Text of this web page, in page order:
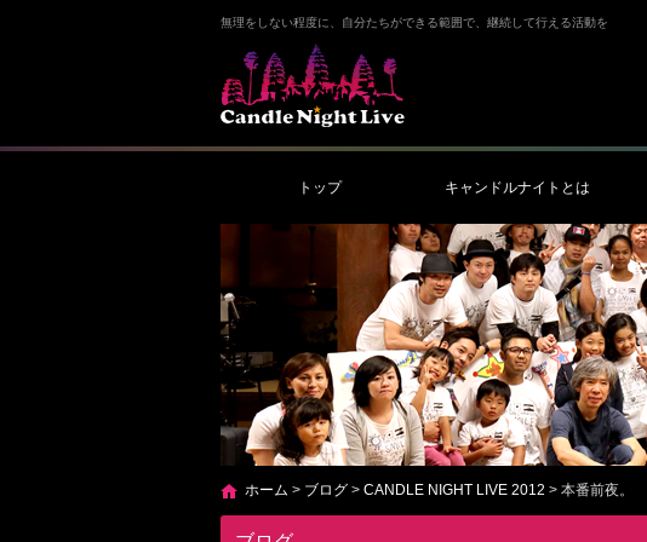
無理をしない程度に、自分たちができる範囲で、継続して行える活動を
トップ キャンドルナイトとは
ホーム > ブログ > CANDLE NIGHT LIVE 2012 > 本番前夜。